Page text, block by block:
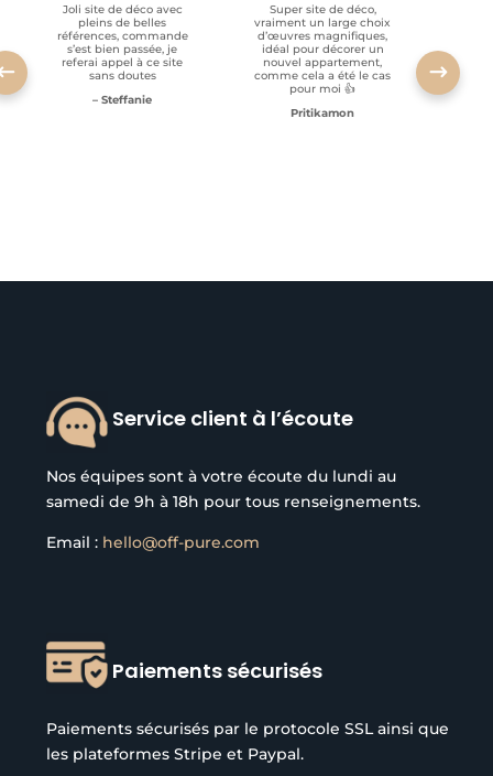
Joli site de déco avec
pleins de belles
références, commande
s’est bien passée, je
referai appel à ce site
sans doutes
– Steffanie
Super site de déco,
vraiment un large choix
d’œuvres magnifiques,
idéal pour décorer un
nouvel appartement,
comme cela a été le cas
pour moi 👍
Pritikamon
Service client à l’écoute
Nos équipes sont à votre écoute du lundi au
samedi de 9h à 18h pour tous renseignements.
Email : hello@off-pure.com
Paiements sécurisés
Paiements sécurisés par le protocole SSL ainsi que
les plateformes Stripe et Paypal.